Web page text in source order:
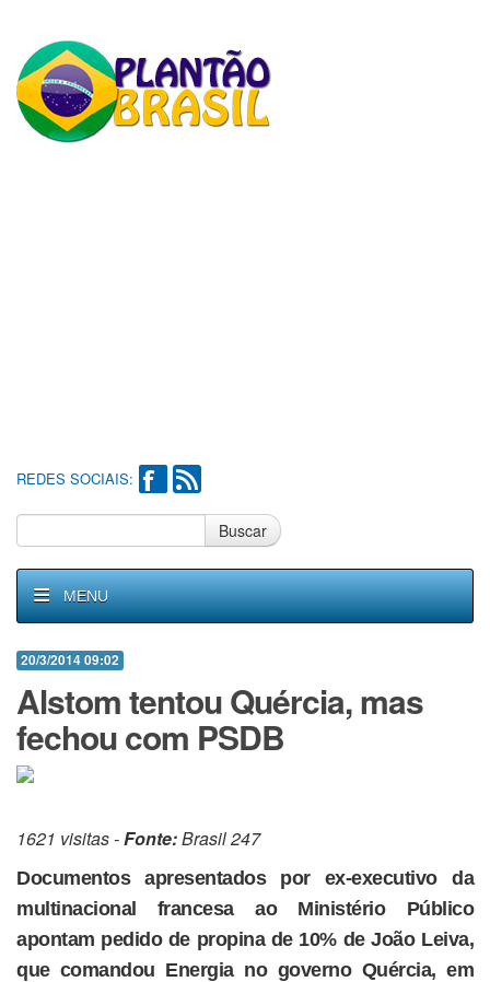
REDES SOCIAIS:
Buscar
MENU
20/3/2014 09:02
Alstom tentou Quércia, mas
fechou com PSDB
1621 visitas -Fonte:Brasil 247
Documentos apresentados por ex-executivo da
multinacional francesa ao Ministério Público
apontam pedido de propina de 10% de João Leiva,
que comandou Energia no governo Quércia, em